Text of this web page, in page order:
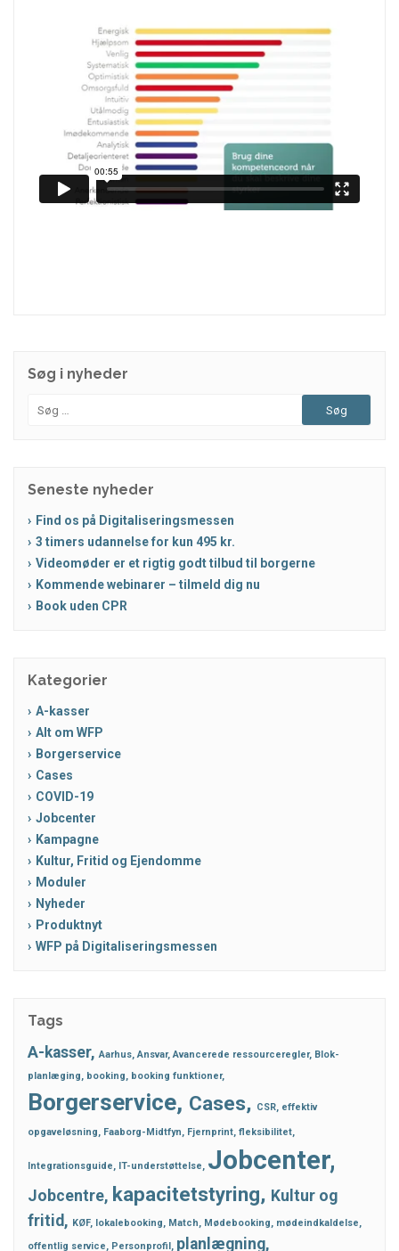
Søg i nyheder
Søg
Seneste nyheder
Find os på Digitaliseringsmessen
3 timers udannelse for kun 495 kr.
Videomøder er et rigtig godt tilbud til borgerne
Kommende webinarer – tilmeld dig nu
Book uden CPR
Kategorier
A-kasser
Alt om WFP
Borgerservice
Cases
COVID-19
Jobcenter
Kampagne
Kultur, Fritid og Ejendomme
Moduler
Nyheder
Produktnyt
WFP på Digitaliseringsmessen
Tags
A-kasser Aarhus Ansvar Avancerede ressourceregler Blok-
planlæging
booking booking funktioner
Borgerservice Cases CSR effektiv
opgaveløsning Faaborg-Midtfyn Fjernprint fleksibilitet
Integrationsguide IT-understøttelse Jobcenter
Jobcentre kapacitetstyring
Kultur og
fritid
KØF lokalebooking Match Mødebooking
mødeindkaldelse
offentlig service
Personprofil planlægning